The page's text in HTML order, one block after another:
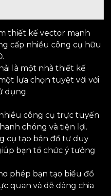
thiết kế vector mạnh
cấp nhiều công cụ hữu
là một nhà thiết kế
lựa chọn tuyệt vời với
dụng.
công cụ trực tuyến
chóng và tiện lợi.
cụ tạo bản đồ tư duy
bạn tổ chức ý tưởng
phép bạn tạo biểu đồ
quan và dễ dàng chia